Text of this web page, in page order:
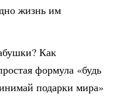
жизнь им
Как
формула «будь
подарки мира»